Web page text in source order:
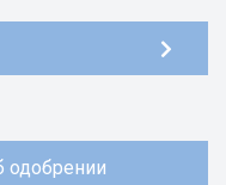
одобрении